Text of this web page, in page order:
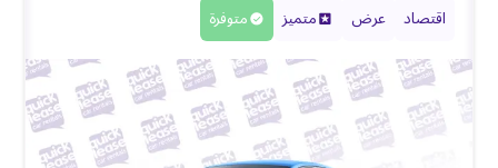
اقتصاد عرض متميز متوفرة